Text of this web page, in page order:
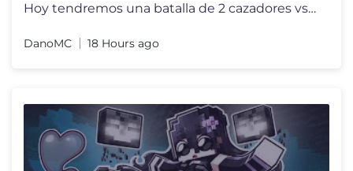
Hoy tendremos una batalla de 2 cazadores vs DanoMC pero en esta ocasi�
DanoMC 18 Hours ago